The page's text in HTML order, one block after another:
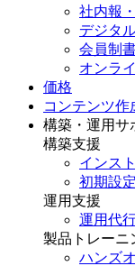
社内報
デジタ
会員制
オンラ
価格
コンテンツ作
構築・運用サ
構築支援
インス
初期設
運用支援
運用代
製品トレーニ
ハンズ